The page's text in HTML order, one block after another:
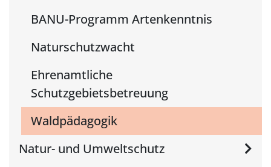
BANU-Programm Artenkenntnis
Naturschutzwacht
Ehrenamtliche
Schutzgebietsbetreuung
Waldpädagogik
Natur- und Umweltschutz